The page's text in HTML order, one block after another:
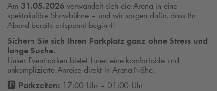
Am 31.05.2026 verwandelt sich die Arena in eine
spektakuläre Showbühne – und wir sorgen dafür, dass Ihr
Abend bereits entspannt beginnt!
Sichern Sie sich Ihren Parkplatz ganz ohne Stress und
lange Suche.
Unser Eventparken bietet Ihnen eine komfortable und
unkomplizierte Anreise direkt in Arena-Nähe.
🅿️ Parkzeiten: 17:00 Uhr – 01:00 Uhr